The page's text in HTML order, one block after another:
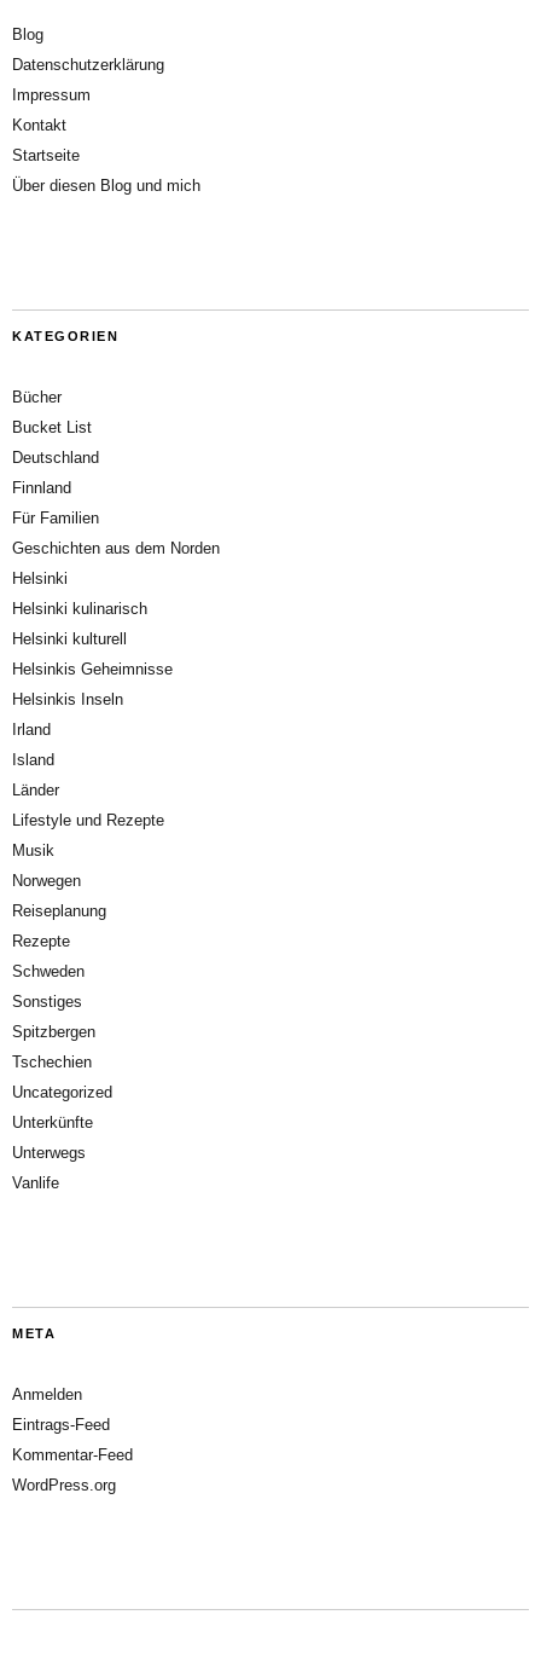
Blog
Datenschutzerklärung
Impressum
Kontakt
Startseite
Über diesen Blog und mich
KATEGORIEN
Bücher
Bucket List
Deutschland
Finnland
Für Familien
Geschichten aus dem Norden
Helsinki
Helsinki kulinarisch
Helsinki kulturell
Helsinkis Geheimnisse
Helsinkis Inseln
Irland
Island
Länder
Lifestyle und Rezepte
Musik
Norwegen
Reiseplanung
Rezepte
Schweden
Sonstiges
Spitzbergen
Tschechien
Uncategorized
Unterkünfte
Unterwegs
Vanlife
META
Anmelden
Eintrags-Feed
Kommentar-Feed
WordPress.org